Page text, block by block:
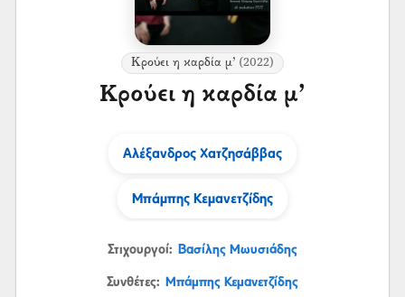
Κρούει η καρδία μ’ (2022)
Κρούει η καρδία μ’
Αλέξανδρος Χατζησάββας
Μπάμπης Κεμανετζίδης
Στιχουργοί: Βασίλης Μωυσιάδης
Συνθέτες: Μπάμπης Κεμανετζίδης